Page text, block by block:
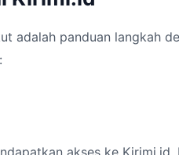
adalah panduan langkah
akses ke Kirimi.id.